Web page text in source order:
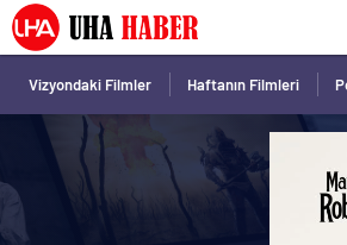
Vizyondaki Filmler Haftanın Filmleri